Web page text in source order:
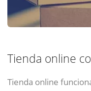
Tienda online
Tienda online